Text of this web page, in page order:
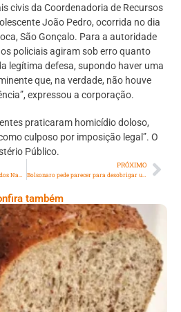
civis da Coordenadoria de Recursos
João Pedro, ocorrida no dia
São Gonçalo. Para a autoridade
policiais agiram sob erro quanto
legítima defesa, supondo haver uma
que, na verdade, não houve
expressou a corporação.
praticaram homicídio doloso,
culposo por imposição legal”. O
Público.
Rio repagina campanha para Dia dos Namorados e oferece descontos exclusivos a turistas
PRÓXIMO
Bolsonaro pede parecer para desobrigar uso de máscara por vacinados
também
Pão Low Carb